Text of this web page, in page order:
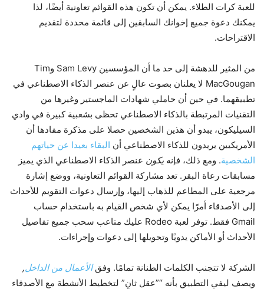
للعبة كرات الطلاء. يمكن أن تكون هذه القوائم تعاونية أيضًا، لذا
يمكنك دعوة جميع إخوانك السابقين إلى قائمة محددة لتقديم
الاقتراحات.
من المثير للدهشة إلى حد ما أن المؤسسين Sam Levy وTim
MacGougan لا يعلنان بصوت عالٍ عن عنصر الذكاء الاصطناعي في
تطبيقهما. في حين أن حاملي شهادات الماجستير وغيرها من
التقنيات المرتبطة بالذكاء الاصطناعي تحظى بشعبية كبيرة في وادي
السيليكون، يبدو أن هذين الشخصين حصلا على مذكرة مفادها أن
الأمريكيين يريدون للذكاء الاصطناعي أن البقاء بعيدا عن حياتهم
الشخصية. ومع ذلك، فإنه يكون عنصر الذكاء الاصطناعي الذي يميز
مسابقات رعاة البقر. تعد مشاركة القوائم التعاونية، ووضع إشارة
مرجعية على المطاعم للذهاب إليها، وإرسال دعوات التقويم للأحداث
إلى الأصدقاء أمرًا يمكن لأي شخص القيام به باستخدام حساب
Gmail فقط. توفر لعبة Rodeo عليك متاعب سحب جميع تفاصيل
الأحداث أو الأماكن يدويًا وتحويلها إلى دعوات وإجراءات.
الشركة لا تتجنب الكلمات الطنانة تمامًا. وفقالأعمال من الداخل,
ويصف ليفي التطبيق بأنه “”عقل ثانٍ” لتخطيط الأنشطة مع الأصدقاء